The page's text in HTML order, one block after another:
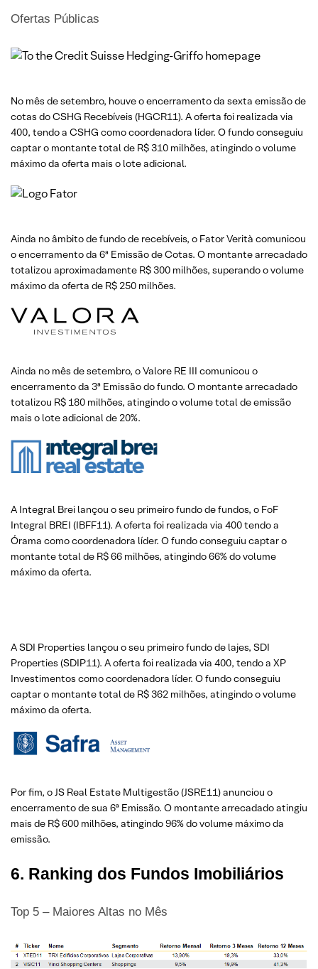
Ofertas Públicas
No mês de setembro, houve o encerramento da sexta emissão de
cotas do CSHG Recebíveis (HGCR11). A oferta foi realizada via
400, tendo a CSHG como coordenadora líder. O fundo conseguiu
captar o montante total de R$ 310 milhões, atingindo o volume
máximo da oferta mais o lote adicional.
Ainda no âmbito de fundo de recebíveis, o Fator Verità comunicou
o encerramento da 6ª Emissão de Cotas. O montante arrecadado
totalizou aproximadamente R$ 300 milhões, superando o volume
máximo da oferta de R$ 250 milhões.
Ainda no mês de setembro, o Valore RE III comunicou o
encerramento da 3ª Emissão do fundo. O montante arrecadado
totalizou R$ 180 milhões, atingindo o volume total de emissão
mais o lote adicional de 20%.
A Integral Brei lançou o seu primeiro fundo de fundos, o FoF
Integral BREI (IBFF11). A oferta foi realizada via 400 tendo a
Órama como coordenadora líder. O fundo conseguiu captar o
montante total de R$ 66 milhões, atingindo 66% do volume
máximo da oferta.
A SDI Properties lançou o seu primeiro fundo de lajes, SDI
Properties (SDIP11). A oferta foi realizada via 400, tendo a XP
Investimentos como coordenadora líder. O fundo conseguiu
captar o montante total de R$ 362 milhões, atingindo o volume
máximo da oferta.
Por fim, o JS Real Estate Multigestão (JSRE11) anunciou o
encerramento de sua 6ª Emissão. O montante arrecadado atingiu
mais de R$ 600 milhões, atingindo 96% do volume máximo da
emissão.
6. Ranking dos Fundos Imobiliários
Top 5 – Maiores Altas no Mês